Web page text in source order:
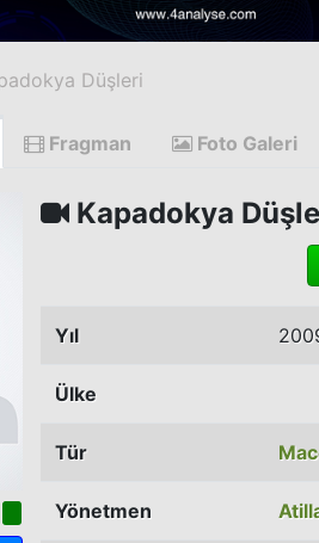
Düşleri
Fragman Foto Galeri
Kapadokya
Yıl
Ülke
Tür
Yönetmen